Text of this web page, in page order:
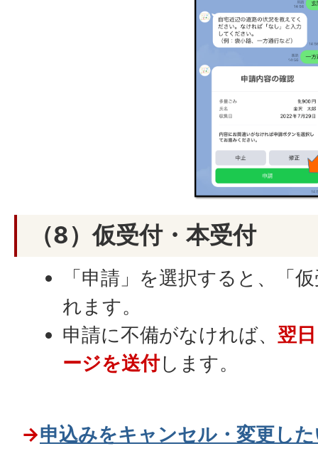
（8）仮受付・本受付
「申請」を選択すると、「
れます。
申請に不備がなければ、 翌
ージを送付します。
→申込みをキャンセル・変更し